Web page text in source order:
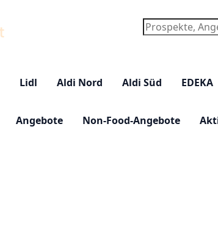
Suchen
Lidl Aldi Nord Aldi Süd EDEKA
Angebote Non-Food-Angebote